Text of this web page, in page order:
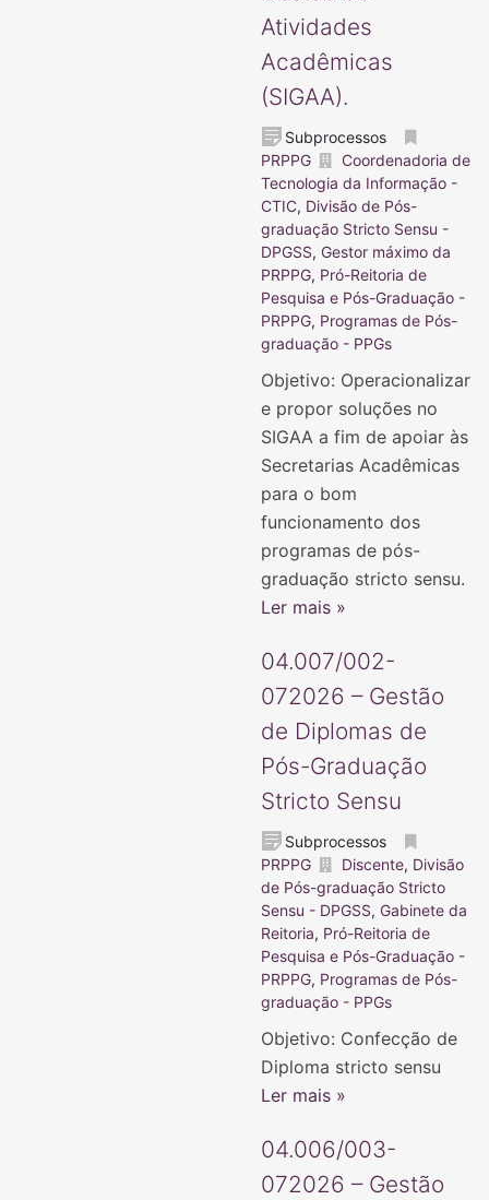
Atividades
Acadêmicas
(SIGAA).
Subprocessos
PRPPG
Coordenadoria de
Tecnologia da Informação -
CTIC, Divisão de Pós-
graduação Stricto Sensu -
DPGSS, Gestor máximo da
PRPPG, Pró-Reitoria de
Pesquisa e Pós-Graduação -
PRPPG, Programas de Pós-
graduação - PPGs
Objetivo: Operacionalizar
e propor soluções no
SIGAA a fim de apoiar às
Secretarias Acadêmicas
para o bom
funcionamento dos
programas de pós-
graduação stricto sensu.
Ler mais »
04.007/002-
072026 – Gestão
de Diplomas de
Pós-Graduação
Stricto Sensu
Subprocessos
PRPPG
Discente, Divisão
de Pós-graduação Stricto
Sensu - DPGSS, Gabinete da
Reitoria, Pró-Reitoria de
Pesquisa e Pós-Graduação -
PRPPG, Programas de Pós-
graduação - PPGs
Objetivo: Confecção de
Diploma stricto sensu
Ler mais »
04.006/003-
072026 – Gestão